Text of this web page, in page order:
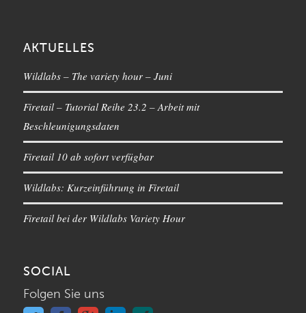
AKTUELLES
Wildlabs – The variety hour – Juni
Firetail – Tutorial Reihe 23.2 – Arbeit mit
Beschleunigungsdaten
Firetail 10 ab sofort verfügbar
Wildlabs: Kurzeinführung in Firetail
Firetail bei der Wildlabs Variety Hour
SOCIAL
Folgen Sie uns